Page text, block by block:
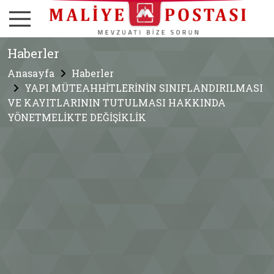
Haberler
Anasayfa
Haberler
YAPI MÜTEAHHİTLERİNİN SINIFLANDIRILMASI
VE KAYITLARININ TUTULMASI HAKKINDA
YÖNETMELİKTE DEĞİŞİKLİK